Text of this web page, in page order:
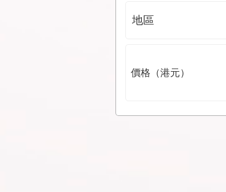
地區
價格（港元）